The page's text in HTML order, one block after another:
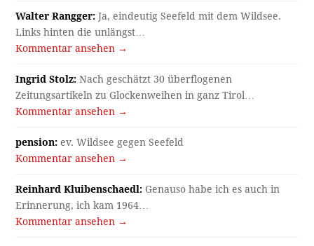
Walter Rangger: Ja, eindeutig Seefeld mit dem Wildsee.
Links hinten die unlängst…
Kommentar ansehen →
Ingrid Stolz: Nach geschätzt 30 überflogenen
Zeitungsartikeln zu Glockenweihen in ganz Tirol…
Kommentar ansehen →
pension: ev. Wildsee gegen Seefeld
Kommentar ansehen →
Reinhard Kluibenschaedl: Genauso habe ich es auch in
Erinnerung, ich kam 1964…
Kommentar ansehen →